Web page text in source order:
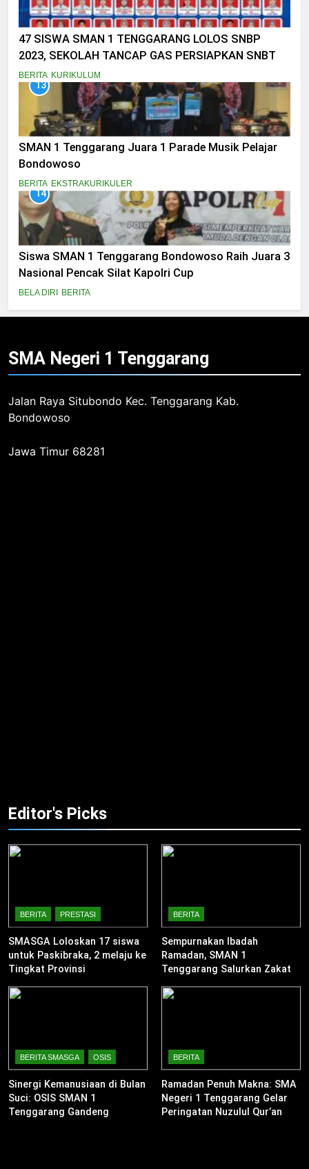
47 SISWA SMAN 1 TENGGARANG LOLOS SNBP
2023, SEKOLAH TANCAP GAS PERSIAPKAN SNBT
BERITA KURIKULUM
13
SMAN 1 Tenggarang Juara 1 Parade Musik Pelajar
Bondowoso
BERITA EKSTRAKURIKULER
14
Siswa SMAN 1 Tenggarang Bondowoso Raih Juara 3
Nasional Pencak Silat Kapolri Cup
BELA DIRI BERITA
SMA Negeri 1 Tenggarang
Jalan Raya Situbondo Kec. Tenggarang Kab.
Bondowoso
Jawa Timur 68281
Editor's Picks
BERITA PRESTASI
SMASGA Loloskan 17 siswa
untuk Paskibraka, 2 melaju ke
Tingkat Provinsi
BERITA
Sempurnakan Ibadah
Ramadan, SMAN 1
Tenggarang Salurkan Zakat
BERITA SMASGA OSIS
Sinergi Kemanusiaan di Bulan
Suci: OSIS SMAN 1
Tenggarang Gandeng
BERITA
Ramadan Penuh Makna: SMA
Negeri 1 Tenggarang Gelar
Peringatan Nuzulul Qur’an